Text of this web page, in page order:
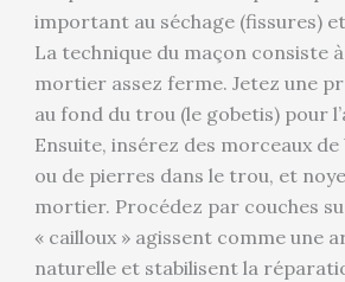
important au séchage (fissures)
La technique du maçon consiste
mortier assez ferme. Jetez une
au fond du trou (le gobetis) pour
Ensuite, insérez des morceaux de
ou de pierres dans le trou, et
mortier. Procédez par couches
« cailloux » agissent comme une
naturelle et stabilisent la